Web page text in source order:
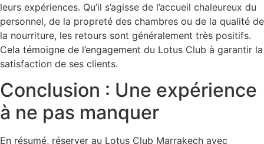
leurs expériences. Qu’il s’agisse de l’accueil chaleureux du
personnel, de la propreté des chambres ou de la qualité de
la nourriture, les retours sont généralement très positifs.
Cela témoigne de l’engagement du Lotus Club à garantir la
satisfaction de ses clients.
Conclusion : Une expérience
à ne pas manquer
En résumé, réserver au Lotus Club Marrakech avec